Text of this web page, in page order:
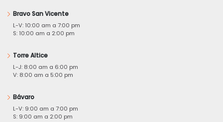
Bravo San Vicente
L-V: 10:00 am a 7:00 pm
S: 10:00 am a 2:00 pm
Torre Altice
L-J: 8:00 am a 6:00 pm
V: 8:00 am a 5:00 pm
Bávaro
L-V: 9:00 am a 7:00 pm
S: 9:00 am a 2:00 pm